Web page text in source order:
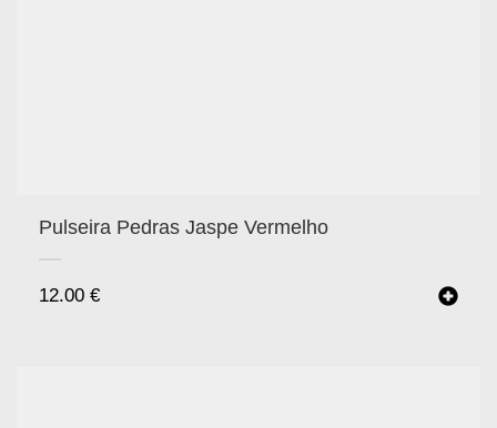
Pulseira Pedras Jaspe Vermelho
12.00 €